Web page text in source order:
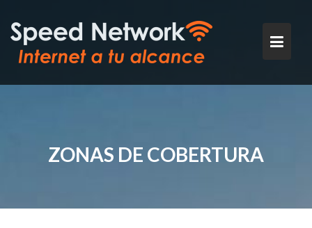
contenido
ZONAS DE COBERTURA